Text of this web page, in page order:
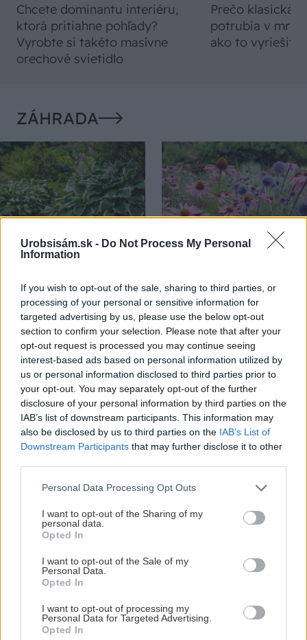
Urobsisám.sk - Do Not Process My Personal
Information
If you wish to opt-out of the sale, sharing to third parties, or
processing of your personal or sensitive information for
targeted advertising by us, please use the below opt-out
section to confirm your selection. Please note that after your
opt-out request is processed you may continue seeing
interest-based ads based on personal information utilized by
us or personal information disclosed to third parties prior to
your opt-out. You may separately opt-out of the further
disclosure of your personal information by third parties on the
IAB’s list of downstream participants. This information may
also be disclosed by us to third parties on the IAB’s List of
Downstream Participants that may further disclose it to other
Please note that this website/app uses one or more Google
not limited to your visit or usage behaviour. You may click to
grant or deny consent to Google and its third-party tags to
use your data for below specified purposes in below Google
consent section.
Personal Data Processing Opt Outs
I want to opt-out of the Sharing of my
personal data.
Opted In
I want to opt-out of the Sale of my
Personal Data.
Opted In
I want to opt-out of processing my
Personal Data for Targeted Advertising.
Opted In
Chcete dominantu interiéru,
ktorá pritiahne pohľady?
Vyrobte si takéto masívne
orechové svietidlo
Prečo klasická
potrubia v
ako to vyriešiť
ZÁHRADA
5 trvaliek s
ktoré dodajú vášmu
záhonu celosezónny
šmrnc
vysaďte na miesta, na
ktoré slnko svieti celý
deň
Nemusí to byť len
levanduľa! 7 fialových
vašu záhradu
Môže aspirín zachrániť
ochabnuté izbové
možno prekvapí
CHALUPA